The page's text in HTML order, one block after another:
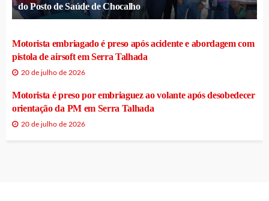
do Posto de Saúde de Chocalho
Motorista embriagado é preso após acidente e abordagem com
pistola de airsoft em Serra Talhada
20 de julho de 2026
Motorista é preso por embriaguez ao volante após desobedecer
orientação da PM em Serra Talhada
20 de julho de 2026